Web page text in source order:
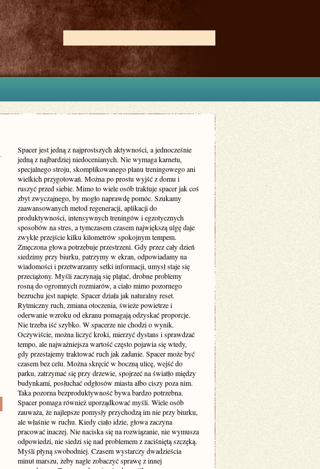
Spacer jest jedną z najprostszych aktywności, a jednocześnie
jedną z najbardziej niedocenianych. Nie wymaga karnetu,
specjalnego stroju, skomplikowanego planu treningowego ani
wielkich przygotowań. Można po prostu wyjść z domu i
ruszyć przed siebie. Mimo to wiele osób traktuje spacer jak coś
zbyt zwyczajnego, by mogło naprawdę pomóc. Szukamy
zaawansowanych metod regeneracji, aplikacji do
produktywności, intensywnych treningów i egzotycznych
sposobów na stres, a tymczasem czasem największą ulgę daje
zwykłe przejście kilku kilometrów spokojnym tempem.
Zmęczona głowa potrzebuje przestrzeni. Gdy przez cały dzień
siedzimy przy biurku, patrzymy w ekran, odpowiadamy na
wiadomości i przetwarzamy setki informacji, umysł staje się
przeciążony. Myśli zaczynają się plątać, drobne problemy
rosną do ogromnych rozmiarów, a ciało mimo pozornego
bezruchu jest napięte. Spacer działa jak naturalny reset.
Rytmiczny ruch, zmiana otoczenia, świeże powietrze i
oderwanie wzroku od ekranu pomagają odzyskać proporcje.
Nie trzeba iść szybko. W spacerze nie chodzi o wynik.
Oczywiście, można liczyć kroki, mierzyć dystans i sprawdzać
tempo, ale najważniejsza wartość często pojawia się wtedy,
gdy przestajemy traktować ruch jak zadanie. Spacer może być
czasem bez celu. Można skręcić w boczną ulicę, wejść do
parku, zatrzymać się przy drzewie, spojrzeć na światło między
budynkami, posłuchać odgłosów miasta albo ciszy poza nim.
Taka pozorna bezproduktywność bywa bardzo potrzebna.
Spacer pomaga również uporządkować myśli. Wiele osób
zauważa, że najlepsze pomysły przychodzą im nie przy biurku,
ale właśnie w ruchu. Kiedy ciało idzie, głowa zaczyna
pracować inaczej. Nie naciska się na rozwiązanie, nie wymusza
odpowiedzi, nie siedzi się nad problemem z zaciśniętą szczęką.
Myśli płyną swobodniej. Czasem wystarczy dwadzieścia
minut marszu, żeby nagle zobaczyć sprawę z innej